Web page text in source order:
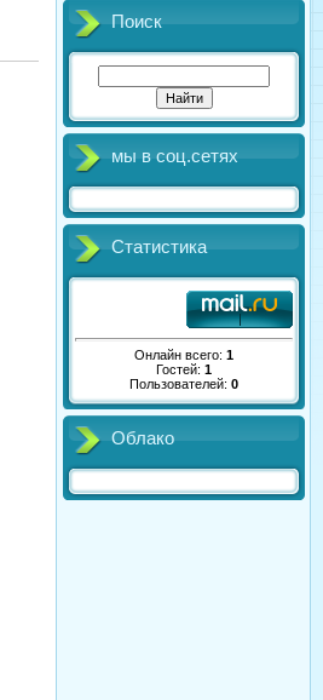
Поиск
мы в соц.сетях
Статистика
Онлайн всего: 1
Гостей: 1
Пользователей: 0
Облако